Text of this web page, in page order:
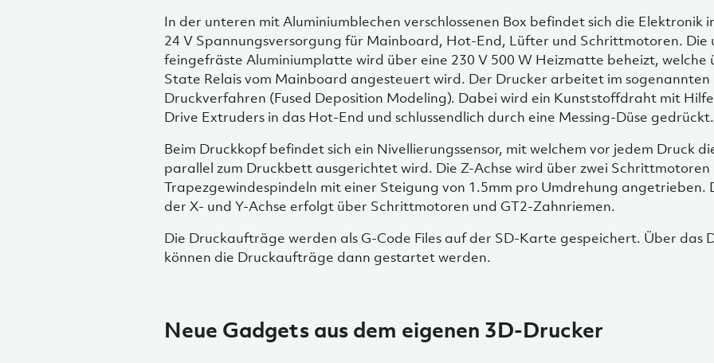
In der unteren mit Aluminiumblechen verschlossenen Box befindet sich die Elektronik
24 V Spannungsversorgung für Mainboard, Hot-End, Lüfter und Schrittmotoren. Die
feingefräste Aluminiumplatte wird über eine 230 V 500 W Heizmatte beheizt, welche
State Relais vom Mainboard angesteuert wird. Der Drucker arbeitet im sogenannten
Druckverfahren (Fused Deposition Modeling). Dabei wird ein Kunststoffdraht mit
Drive Extruders in das Hot-End und schlussendlich durch eine Messing-Düse gedrückt.
Beim Druckkopf befindet sich ein Nivellierungssensor, mit welchem vor jedem Druck
parallel zum Druckbett ausgerichtet wird. Die Z-Achse wird über zwei Schrittmotoren
Trapezgewindespindeln mit einer Steigung von 1.5mm pro Umdrehung angetrieben.
der X- und Y-Achse erfolgt über Schrittmotoren und GT2-Zahnriemen.
Die Druckaufträge werden als G-Code Files auf der SD-Karte gespeichert. Über das
können die Druckaufträge dann gestartet werden.
Neue Gadgets aus dem eigenen 3D-Drucker